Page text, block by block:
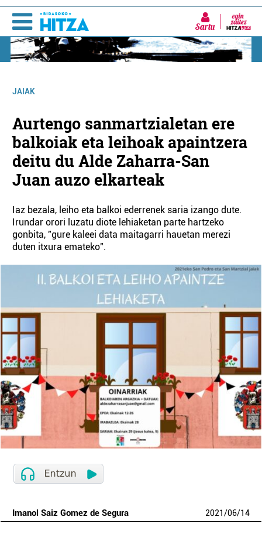
Sartu
JAIAK
Aurtengo sanmartzialetan ere
balkoiak eta leihoak apaintzera
deitu du Alde Zaharra-San
Juan auzo elkarteak
Iaz bezala, leiho eta balkoi ederrenek saria izango dute.
Irundar orori luzatu diote lehiaketan parte hartzeko
gonbita, "gure kaleei data maitagarri hauetan merezi
duten itxura emateko".
Imanol Saiz Gomez de Segura 2021/06/14